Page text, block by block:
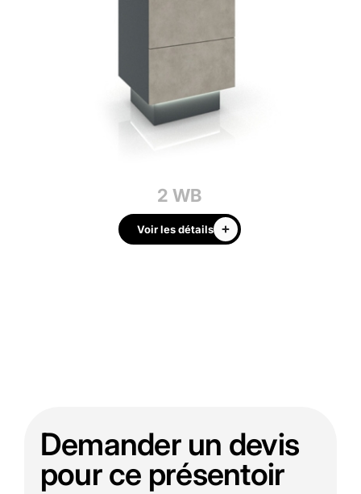
2 WB
Voir les détails
Demander un devis
pour ce présentoir